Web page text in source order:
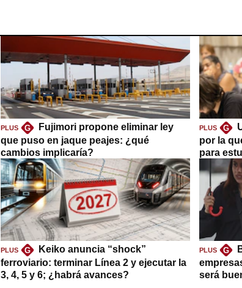
PLUS G
Fujimori propone eliminar ley
que puso en jaque peajes: ¿qué
cambios implicaría?
PLUS G
por la
para
PLUS G
Keiko anuncia “shock”
ferroviario: terminar Línea 2 y ejecutar la
3, 4, 5 y 6; ¿habrá avances?
PLUS G
será